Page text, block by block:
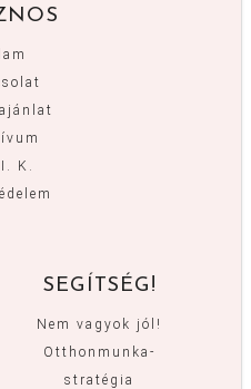
K.
SEGÍTSÉG!
Nem vagyok jól!
Otthonmunka-
stratégia